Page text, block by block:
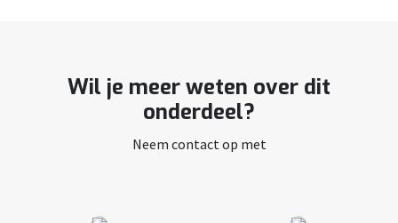
Wil je meer weten over dit
onderdeel?
Neem contact op met